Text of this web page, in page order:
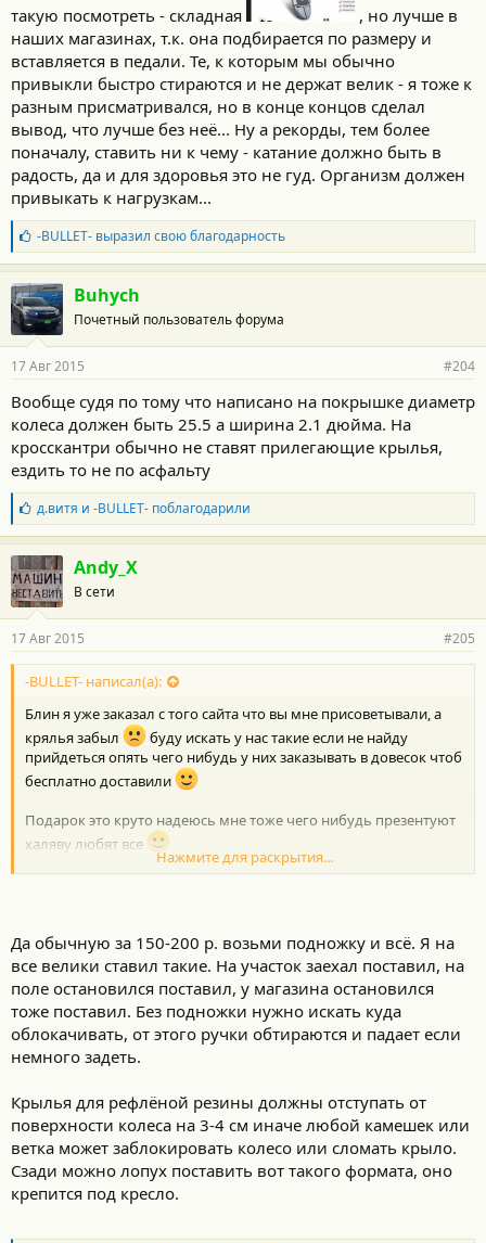
Средняя скорость у меня 16,5 а максималка пока 30,7 но я не
пытался выжать максимум не знал что это показывает в
следующий раз специально попробую разогнать проверить
максималку.
такую посмотреть - складная
, но лучше в
наших магазинах, т.к. она подбирается по размеру и
вставляется в педали. Те, к которым мы обычно
привыкли быстро стираются и не держат велик - я тоже к
разным присматривался, но в конце концов сделал
вывод, что лучше без неё... Ну а рекорды, тем более
поначалу, ставить ни к чему - катание должно быть в
радость, да и для здоровья это не гуд. Организм должен
привыкать к нагрузкам...
Б
л
а
г
о
д
а
н
с
т
и
-BULLET-выразил свою благодарность
Buhych
Почетный пользователь форума
17 Авг 2015 #204
Вообще судя по тому что написано на покрышке диаметр
колеса должен быть 25.5 а ширина 2.1 дюйма. На
кросскантри обычно не ставят прилегающие крылья,
ездить то не по асфальту
Б
л
а
г
о
д
а
н
о
с
и
:
д.витя и -BULLET-поблагодарили
Andy_X
В сети
17 Авг 2015 #205
-BULLET- написал(а):
Блин я уже заказал с того сайта что вы мне присоветывали, а
крялья забыл
буду искать у нас такие если не найду
прийдеться опять чего нибудь у них заказывать в довесок чтоб
бесплатно доставили
Подарок это круто надеюсь мне тоже чего нибудь презентуют
халяву любят все
Первая тренировка сегодня, вернулся весь мокрый ноги с
непривычки трясутся еле занес его домой )))) завтра наверное
ходить не смогу )))) приложение Рунтастик про классное
показывает все и перепады высот и скорость и среднюю и т.д....
пытался выжать максимум не знал что это показывает в
следующий раз специально попробую разогнать проверить
максималку.
Нажмите для раскрытия...
Да обычную за 150-200 р. возьми подножку и всё. Я на
все велики ставил такие. На участок заехал поставил, на
поле остановился поставил, у магазина остановился
тоже поставил. Без подножки нужно искать куда
облокачивать, от этого ручки обтираются и падает если
немного задеть.
Крылья для рефлёной резины должны отступать от
поверхности колеса на 3-4 см иначе любой камешек или
ветка может заблокировать колесо или сломать крыло.
Сзади можно лопух поставить вот такого формата, оно
крепится под кресло.